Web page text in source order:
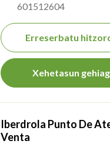
601512604
Erreserbatu
Xehetasun
Iberdrola Punto De
Venta